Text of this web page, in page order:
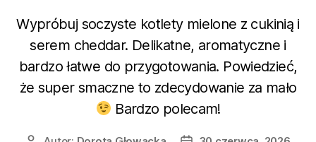
Wypróbuj soczyste kotlety mielone z cukinią i
serem cheddar. Delikatne, aromatyczne i
bardzo łatwe do przygotowania. Powiedzieć,
że super smaczne to zdecydowanie za mało
Bardzo polecam!